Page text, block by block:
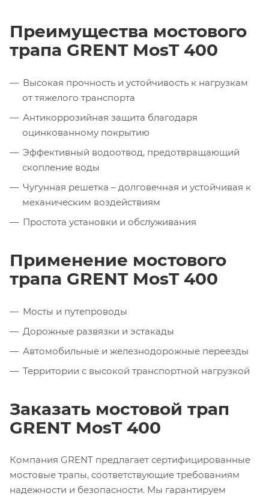
Преимущества мостового
трапа GRENT MosT 400
Высокая прочность и устойчивость к нагрузкам
от тяжелого транспорта
Антикоррозийная защита благодаря
оцинкованному покрытию
Эффективный водоотвод, предотвращающий
скопление воды
Чугунная решетка – долговечная и устойчивая к
механическим воздействиям
Простота установки и обслуживания
Применение мостового
трапа GRENT MosT 400
Мосты и путепроводы
Дорожные развязки и эстакады
Автомобильные и железнодорожные переезды
Территории с высокой транспортной нагрузкой
Заказать мостовой трап
GRENT MosT 400
Компания GRENT предлагает сертифицированные
мостовые трапы, соответствующие требованиям
надежности и безопасности. Мы гарантируем